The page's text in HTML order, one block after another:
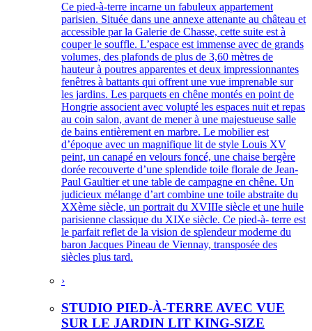
Ce pied-à-terre incarne un fabuleux appartement
parisien. Située dans une annexe attenante au château et
accessible par la Galerie de Chasse, cette suite est à
couper le souffle. L’espace est immense avec de grands
volumes, des plafonds de plus de 3,60 mètres de
hauteur à poutres apparentes et deux impressionnantes
fenêtres à battants qui offrent une vue imprenable sur
les jardins. Les parquets en chêne montés en point de
Hongrie associent avec volupté les espaces nuit et repas
au coin salon, avant de mener à une majestueuse salle
de bains entièrement en marbre. Le mobilier est
d’époque avec un magnifique lit de style Louis XV
peint, un canapé en velours foncé, une chaise bergère
dorée recouverte d’une splendide toile florale de Jean-
Paul Gaultier et une table de campagne en chêne. Un
judicieux mélange d’art combine une toile abstraite du
XXème siècle, un portrait du XVIIIe siècle et une huile
parisienne classique du XIXe siècle. Ce pied-à- terre est
le parfait reflet de la vision de splendeur moderne du
baron Jacques Pineau de Viennay, transposée des
siècles plus tard.
›
STUDIO PIED-À-TERRE AVEC VUE
SUR LE JARDIN LIT KING-SIZE